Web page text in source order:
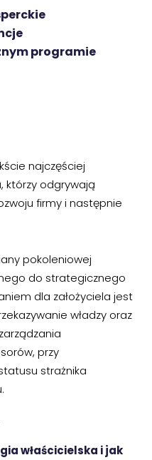
programie
najczęściej
którzy odgrywają
firmy i następnie
pokoleniowej
do strategicznego
dla założyciela jest
władzy oraz
przy
strażnika
właścicielska i jak